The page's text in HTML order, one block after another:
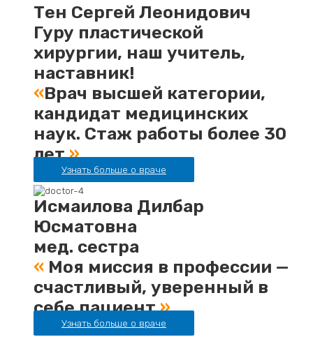
Тен Сергей Леонидович
Гуру пластической
хирургии, наш учитель,
наставник!
«Врач высшей категории,
кандидат медицинских
наук. Стаж работы более 30
лет.»
Узнать больше о враче
Исмаилова Дилбар
Юсматовна
мед. сестра
« Моя миссия в профессии —
счастливый, уверенный в
себе пациент»
Узнать больше о враче